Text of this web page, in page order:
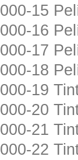
000-15
000-16
000-17
000-18
000-19
000-20
000-21
000-22